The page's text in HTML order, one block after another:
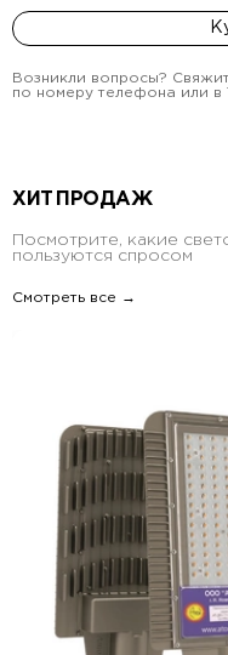
Возникли вопросы?
по номеру телефона или в
ХИТ ПРОДАЖ
Посмотрите, какие
пользуются спросом
Смотреть все →